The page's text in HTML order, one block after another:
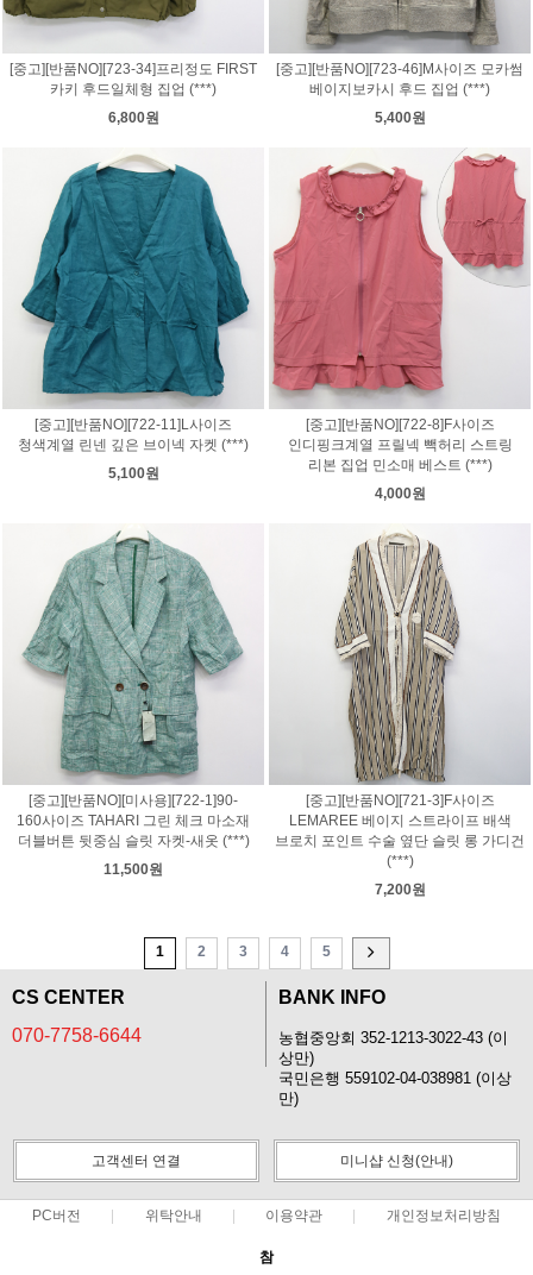
[중고][반품NO][723-34]프리정도 FIRST
카키 후드일체형 집업 (***)
6,800원
[중고][반품NO][723-46]M사이즈 모카썸
베이지보카시 후드 집업 (***)
5,400원
[중고][반품NO][722-11]L사이즈
청색계열 린넨 깊은 브이넥 자켓 (***)
5,100원
[중고][반품NO][722-8]F사이즈
인디핑크계열 프릴넥 빽허리 스트링
리본 집업 민소매 베스트 (***)
4,000원
[중고][반품NO][미사용][722-1]90-
160사이즈 TAHARI 그린 체크 마소재
더블버튼 뒷중심 슬릿 자켓-새옷 (***)
11,500원
[중고][반품NO][721-3]F사이즈
LEMAREE 베이지 스트라이프 배색
브로치 포인트 수술 옆단 슬릿 롱 가디건
(***)
7,200원
1 2 3 4 5
CS CENTER
070-7758-6644
BANK INFO
농협중앙회 352-1213-3022-43 (이
상만)
국민은행 559102-04-038981 (이상
만)
고객센터 연결 미니샵 신청(안내)
PC버전 위탁안내 이용약관 개인정보처리방침
참